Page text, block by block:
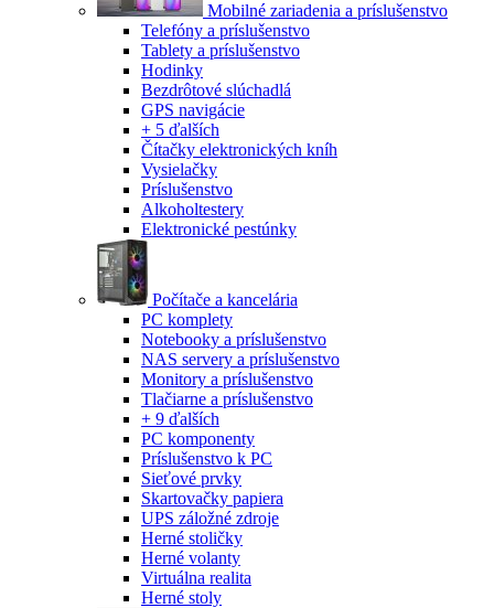
Mobilné zariadenia a príslušenstvo
Telefóny a príslušenstvo
Tablety a príslušenstvo
Hodinky
Bezdrôtové slúchadlá
GPS navigácie
+ 5 ďalších
Čítačky elektronických kníh
Vysielačky
Príslušenstvo
Alkoholtestery
Elektronické pestúnky
Počítače a kancelária
PC komplety
Notebooky a príslušenstvo
NAS servery a príslušenstvo
Monitory a príslušenstvo
Tlačiarne a príslušenstvo
+ 9 ďalších
PC komponenty
Príslušenstvo k PC
Sieťové prvky
Skartovačky papiera
UPS záložné zdroje
Herné stoličky
Herné volanty
Virtuálna realita
Herné stoly